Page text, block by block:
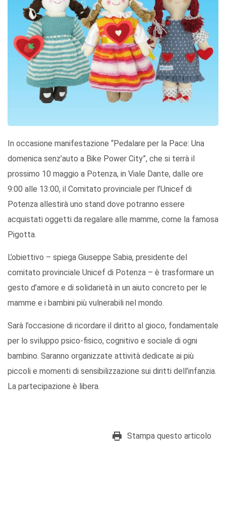
In occasione manifestazione “Pedalare per la Pace: Una
domenica senz’auto a Bike Power City”, che si terrà il
prossimo 10 maggio a Potenza, in Viale Dante, dalle ore
9:00 alle 13:00, il Comitato provinciale per l’Unicef di
Potenza allestirà uno stand dove potranno essere
acquistati oggetti da regalare alle mamme, come la famosa
Pigotta.
L’obiettivo – spiega Giuseppe Sabia, presidente del
comitato provinciale Unicef di Potenza – è trasformare un
gesto d’amore e di solidarietà in un aiuto concreto per le
mamme e i bambini più vulnerabili nel mondo.
Sarà l’occasione di ricordare il diritto al gioco, fondamentale
per lo sviluppo psico-fisico, cognitivo e sociale di ogni
bambino. Saranno organizzate attività dedicate ai più
piccoli e momenti di sensibilizzazione sui diritti dell’infanzia.
La partecipazione è libera.
Stampa questo articolo